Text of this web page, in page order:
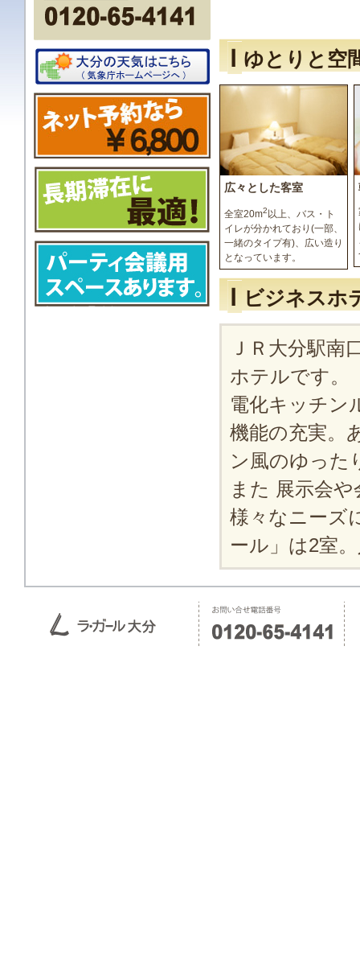
ゆとりと空
広々とした客室
全室20m2 以上、バス・ト
イレが分かれており(一部、
一緒のタイプ有)、広い造り
となっています。
ビジネス
ＪＲ大分駅南
ホテルです。
電化キッチン
機能の充実。
ン風のゆった
また 展示会
様々なニーズ
ール」は2室